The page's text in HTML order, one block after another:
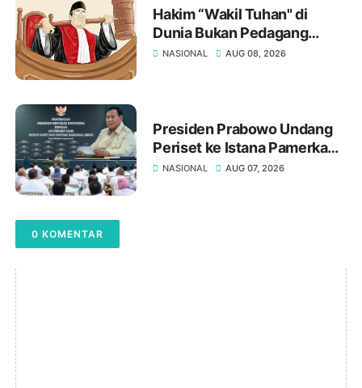
Ucapan Selamat
Hakim “Wakil Tuhan" di
Dunia Bukan Pedagang
Putusan
NASIONAL AUG 08, 2026
Presiden Prabowo Undang
Periset ke Istana Pamerkan
Hasil Riset
NASIONAL AUG 07, 2026
0 KOMENTAR